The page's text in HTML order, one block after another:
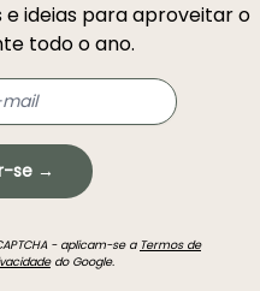
e ideias para aproveitar o
todo o ano.
se →
- aplicam-se a Termos de
do Google.